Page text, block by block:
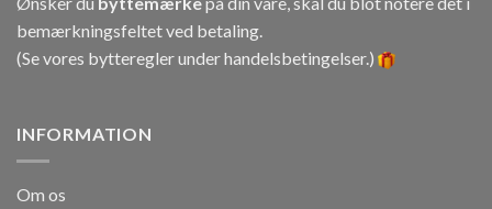
bemærkningsfeltet ved betaling.
(Se vores bytteregler underhandelsbetingelser.)
INFORMATION
Om os